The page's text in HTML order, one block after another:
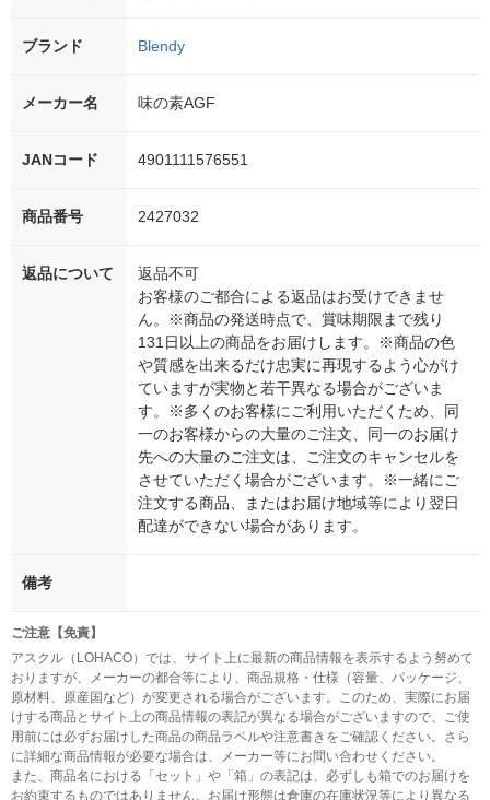
ブランド Blendy
メーカー名 味の素AGF
JANコード 4901111576551
商品番号 2427032
返品について
返品不可
お客様のご都合による返品はお受けできませ
ん。※商品の発送時点で、賞味期限まで残り
131日以上の商品をお届けします。※商品の色
や質感を出来るだけ忠実に再現するよう心がけ
ていますが実物と若干異なる場合がございま
す。※多くのお客様にご利用いただくため、同
一のお客様からの大量のご注文、同一のお届け
先への大量のご注文は、ご注文のキャンセルを
させていただく場合がございます。※一緒にご
注文する商品、またはお届け地域等により翌日
配達ができない場合があります。
備考
ご注意【免責】
アスクル（LOHACO）では、サイト上に最新の商品情報を表示するよう努めて
おりますが、メーカーの都合等により、商品規格・仕様（容量、パッケージ、
原材料、原産国など）が変更される場合がございます。このため、実際にお届
けする商品とサイト上の商品情報の表記が異なる場合がございますので、ご使
用前には必ずお届けした商品の商品ラベルや注意書きをご確認ください。さら
に詳細な商品情報が必要な場合は、メーカー等にお問い合わせください。
また、商品名における「セット」や「箱」の表記は、必ずしも箱でのお届けを
お約束するものではありません。お届け形態は倉庫の在庫状況等により異なる